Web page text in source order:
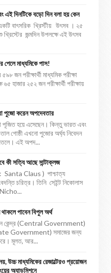
এই দিনটিকে বড়ো দিন বলা হয় কেন
বাৎসরিক খ্রিস্টীয় উৎসব । ২৫
খ্রিস্টের জন্মদিন উপলক্ষে এই উৎসব
মাধ্যমিকে পাস!
জন পরীক্ষার্থী মাধ্যমিক পরীক্ষা
হাজার ২৫২ জন পরীক্ষার্থী পরীক্ষায়
পুজো করেন অপদেবতার
পূজিত হয়ে এসেছেন। কিন্তু ভারত এবং
গোষ্ঠী এখনো পুজোর অর্ঘ্য নিবেদন
এই অপদ...
কী সত্যি আছে সান্টাক্লজ
: Santa Claus ) পাশ্চাত্য
চরিত্র। তিনি সেইন্ট নিকোলাস
পাবেন বিপুল অর্থ
কেন্দ্র (Central Government)
Government) সমাজের জন্য
মূলত, আর...
উচ্চ মাধ্যমিকের রেজাল্টেরও প্রয়োজন
অ্যাডমিশনে